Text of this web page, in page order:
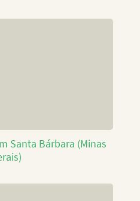
Santa Bárbara (Minas